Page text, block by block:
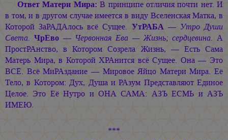
Ответ Матери Мира: В принципе отличия почти нет. И
в том, и в другом случае имеется в виду Вселенская Матка, в
Которой ЗаРАДАлось всё Сущее. УтРАБА— Утро Души
Света. ЧрЕво— Червонная Ева — Жизнь; сердцевина. А
ПростРАнство, в Котором Созрела Жизнь, — Есть Сама
Матерь Мира, в Которой ХРАнится всё Сущее. Она — Это
ВСЁ. Всё МиРАздание — Мировое Яйцо Матери Мира. Её
Тело, в Котором: Дух, Душа и РАзум Представляют Единое
Целое. Это Её Нутро и ОНА САМА: АЗЪ ЕСМЬ и АЗЪ
ИМЕЮ.
***